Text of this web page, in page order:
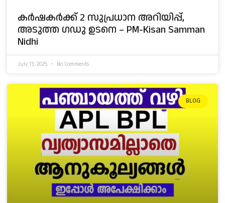
കർഷകർക്ക് 2 സുപ്രധാന അറിയിപ്പ്,
അടുത്ത ഗഡു ഉടനെ – PM-Kisan Samman
Nidhi
July 13, 2025 No Comments
BLOG